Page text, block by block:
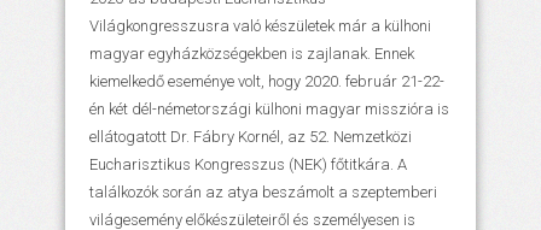
Világkongresszusra való készületek már a külhoni
magyar egyházközségekben is zajlanak. Ennek
kiemelkedő eseménye volt, hogy 2020. február 21-22-
én két dél-németországi külhoni magyar misszióra is
ellátogatott Dr. Fábry Kornél, az 52. Nemzetközi
Eucharisztikus Kongresszus (NEK) főtitkára. A
találkozók során az atya beszámolt a szeptemberi
világesemény előkészületeiről és személyesen is